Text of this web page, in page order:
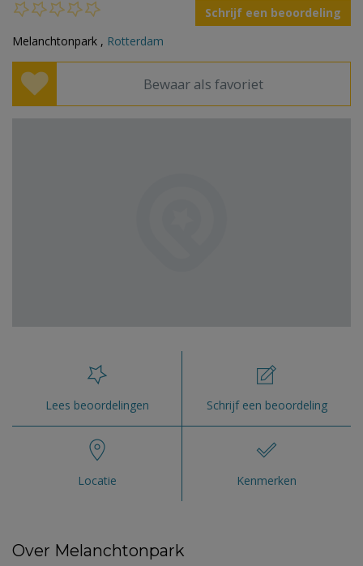
Schrijf een beoordeling
Melanchtonpark , Rotterdam
Bewaar als favoriet
Lees beoordelingen Schrijf een beoordeling
Locatie Kenmerken
Over Melanchtonpark